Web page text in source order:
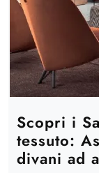
Scopri i
tessuto:
divani ad